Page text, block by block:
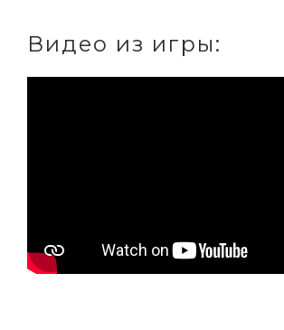
Видео из игры: